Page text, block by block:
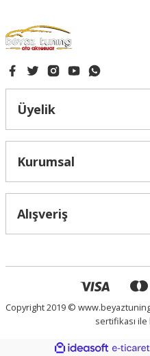
Üyelik
Kurumsal
Alışveriş
Copyright 2019 ©
sertifikası
ideasoft